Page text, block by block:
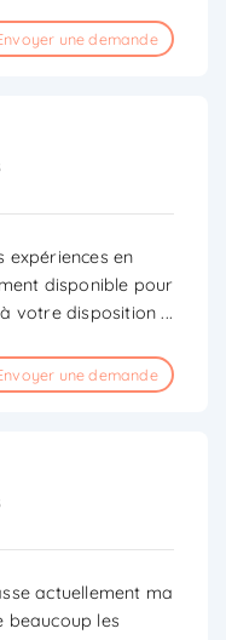
une demande
expériences en
disponible pour
votre disposition...
une demande
actuellement ma
les